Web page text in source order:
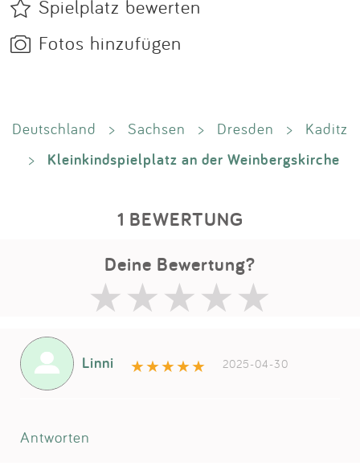
Spielplatz bewerten
Fotos hinzufügen
Deutschland > Sachsen > Dresden >
Kaditz
>
Kleinkindspielplatz an der Weinbergskirche
1 BEWERTUNG
Deine Bewertung?
Linni 2025-04-30
Antworten